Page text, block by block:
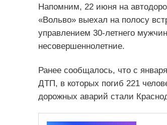
Напомним, 22 июня на
«Вольво» выехал на полосу
управлением 30-летнего
несовершеннолетние.
Ранее сообщалось, что с
ДТП, в которых погиб 221
дорожных аварий стали